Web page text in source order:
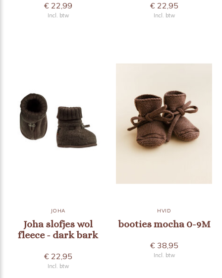
€ 22,99
Incl. btw
€ 22,95
Incl. btw
JOHA
Joha slofjes wol
fleece - dark bark
€ 22,95
Incl. btw
HVID
booties mocha 0-9M
€ 38,95
Incl. btw